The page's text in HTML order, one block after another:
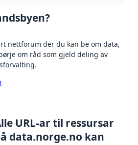
nettforum der du kan be om data,
om råd som gjeld deling av
URL-ar til ressursar
data.norge.no kan